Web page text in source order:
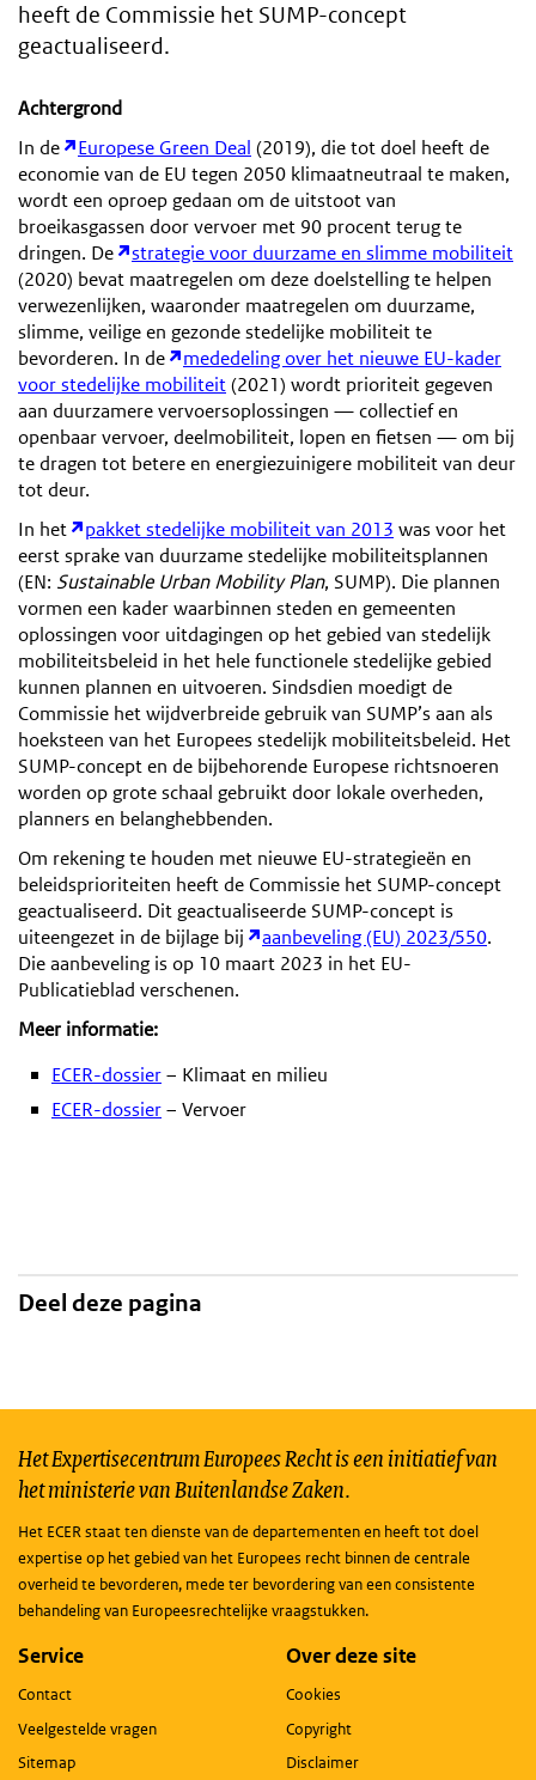
heeft de Commissie het SUMP-concept
geactualiseerd.
Achtergrond
In de
Europese Green Deal (2019), die tot doel heeft de
economie van de EU tegen 2050 klimaatneutraal te maken,
wordt een oproep gedaan om de uitstoot van
broeikasgassen door vervoer met 90 procent terug te
dringen. De
strategie voor duurzame en slimme mobiliteit
(2020) bevat maatregelen om deze doelstelling te helpen
verwezenlijken, waaronder maatregelen om duurzame,
slimme, veilige en gezonde stedelijke mobiliteit te
bevorderen. In de
mededeling over het nieuwe EU-kader
voor stedelijke mobiliteit(2021) wordt prioriteit gegeven
aan duurzamere vervoersoplossingen — collectief en
openbaar vervoer, deelmobiliteit, lopen en fietsen — om bij
te dragen tot betere en energiezuinigere mobiliteit van deur
tot deur.
In het
pakket stedelijke mobiliteit van 2013 was voor het
eerst sprake van duurzame stedelijke mobiliteitsplannen
(EN: Sustainable Urban Mobility Plan, SUMP). Die plannen
vormen een kader waarbinnen steden en gemeenten
oplossingen voor uitdagingen op het gebied van stedelijk
mobiliteitsbeleid in het hele functionele stedelijke gebied
kunnen plannen en uitvoeren. Sindsdien moedigt de
Commissie het wijdverbreide gebruik van SUMP’s aan als
hoeksteen van het Europees stedelijk mobiliteitsbeleid. Het
SUMP-concept en de bijbehorende Europese richtsnoeren
worden op grote schaal gebruikt door lokale overheden,
planners en belanghebbenden.
Om rekening te houden met nieuwe EU-strategieën en
beleidsprioriteiten heeft de Commissie het SUMP-concept
geactualiseerd. Dit geactualiseerde SUMP-concept is
uiteengezet in de bijlage bij
aanbeveling (EU) 2023/550.
Die aanbeveling is op 10 maart 2023 in het EU-
Publicatieblad verschenen.
Meer informatie:
ECER-dossier– Klimaat en milieu
ECER-dossier– Vervoer
Deel deze pagina
Het Expertisecentrum Europees Recht is een initiatief van
het ministerie van Buitenlandse Zaken.
Het ECER staat ten dienste van de departementen en heeft tot doel
expertise op het gebied van het Europees recht binnen de centrale
overheid te bevorderen, mede ter bevordering van een consistente
behandeling van Europeesrechtelijke vraagstukken.
Service
Contact
Veelgestelde vragen
Sitemap
Over deze site
Cookies
Copyright
Disclaimer